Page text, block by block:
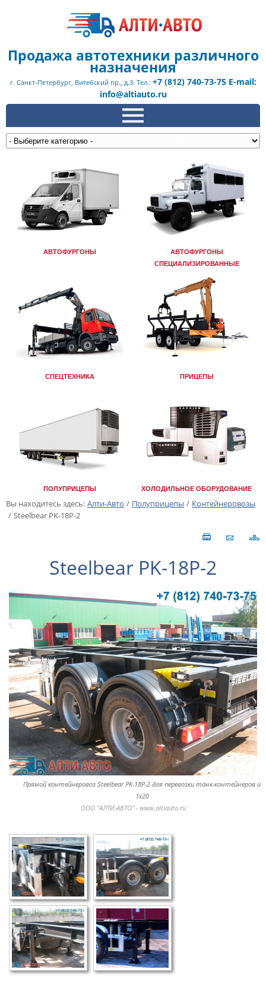
Продажа автотехники различного
назначения
г. Санкт-Петербург, Витебский пр., д.3. Тел.: +7 (812) 740-73-75 E-mail:
info@altiauto.ru
АВТОФУРГОНЫ
АВТОФУРГОНЫ
СПЕЦИАЛИЗИРОВАННЫЕ
СПЕЦТЕХНИКА ПРИЦЕПЫ
ПОЛУПРИЦЕПЫ ХОЛОДИЛЬНОЕ ОБОРУДОВАНИЕ
Вы находитесь здесь: Алти-Авто / Полуприцепы / Контейнеровозы
/ Steelbear PK-18P-2
Steelbear PK-18P-2
Прямой контейнеровоз Steelbear PK-18P-2 для перевозки танк-контейнеров и
1х20
ООО "АЛТИ-АВТО" - www.altiauto.ru